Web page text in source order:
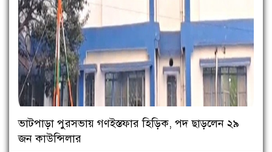
ভাটপাড়া পুরসভায় গণইস্তফার হিড়িক, পদ ছাড়লেন ২৯
জন কাউন্সিলার